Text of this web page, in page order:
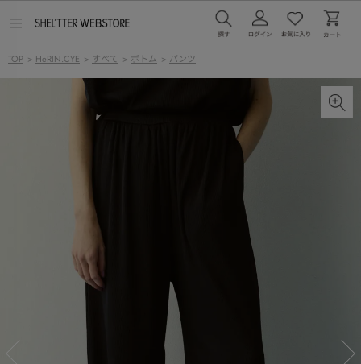
ー
を
TOP > HeRIN.CYE > すべて > ボトム > パンツ